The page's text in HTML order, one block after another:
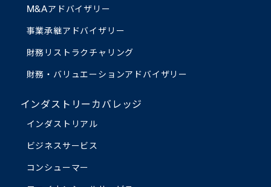
M&Aアドバイザリー
事業承継アドバイザリー
財務リストラクチャリング
財務・バリュエーションアドバイザリー
インダストリーカバレッジ
インダストリアル
ビジネスサービス
コンシューマー